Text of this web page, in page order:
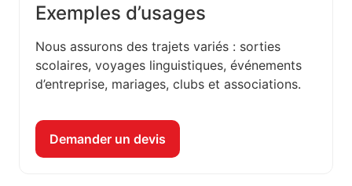
Exemples d’usages
Nous assurons des trajets variés : sorties
scolaires, voyages linguistiques, événements
d’entreprise, mariages, clubs et associations.
Demander un devis